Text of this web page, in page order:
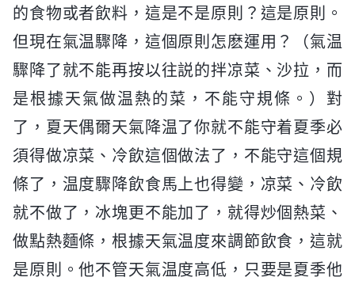
的食物或者飲料，這是不是原則？這是原則。
但現在氣温驟降，這個原則怎麽運用？（氣温
驟降了就不能再按以往説的拌凉菜、沙拉，而
是根據天氣做温熱的菜，不能守規條。）對
了，夏天偶爾天氣降温了你就不能守着夏季必
須得做凉菜、冷飲這個做法了，不能守這個規
條了，温度驟降飲食馬上也得變，凉菜、冷飲
就不做了，冰塊更不能加了，就得炒個熱菜、
做點熱麵條，根據天氣温度來調節飲食，這就
是原則。他不管天氣温度高低，只要是夏季他